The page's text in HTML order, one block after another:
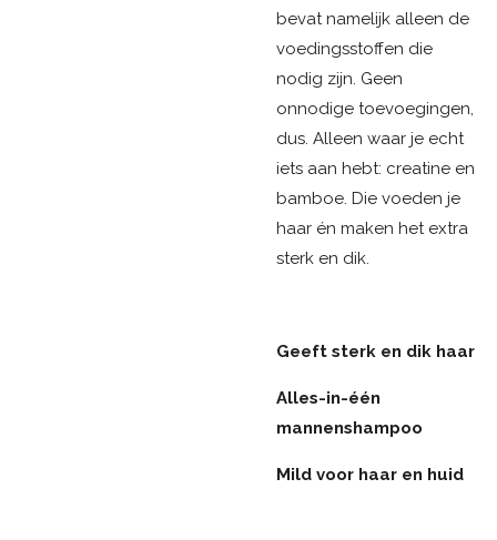
bevat namelijk alleen de
voedingsstoffen die
nodig zijn. Geen
onnodige toevoegingen,
dus. Alleen waar je echt
iets aan hebt: creatine en
bamboe. Die voeden je
haar én maken het extra
sterk en dik.
Geeft sterk en dik haar
Alles-in-één
mannenshampoo
Mild voor haar en huid